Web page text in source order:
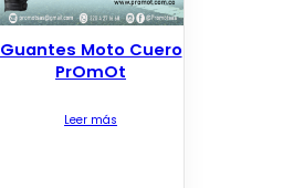
Guantes Moto Cuero
PrOmOt
Leer más